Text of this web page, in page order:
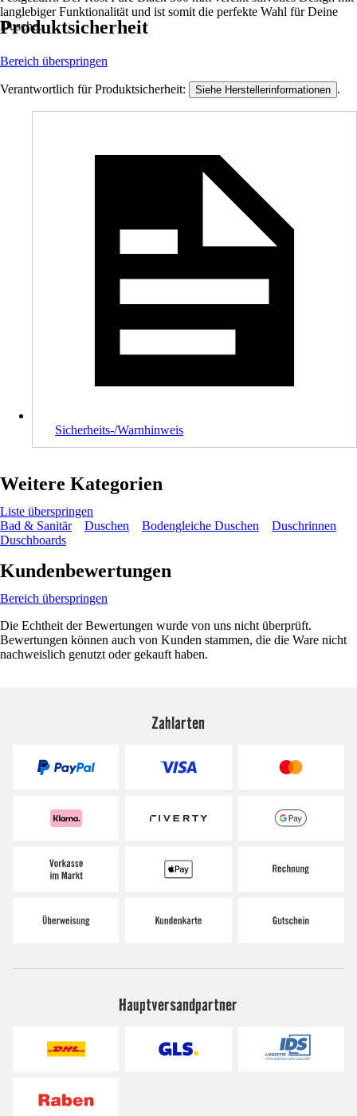
langlebiger Funktionalität und ist somit die perfekte Wahl für Deine
Dusche.
Produktsicherheit
Bereich überspringen
Verantwortlich für Produktsicherheit: Siehe Herstellerinformationen .
Sicherheits-/Warnhinweis
Weitere Kategorien
Liste überspringen
Bad & Sanitär
Duschen Bodengleiche Duschen
Duschrinnen
Duschboards
Kundenbewertungen
Bereich überspringen
Die Echtheit der Bewertungen wurde von uns nicht überprüft.
Bewertungen können auch von Kunden stammen, die die Ware nicht
nachweislich genutzt oder gekauft haben.
Zahlarten
Hauptversandpartner